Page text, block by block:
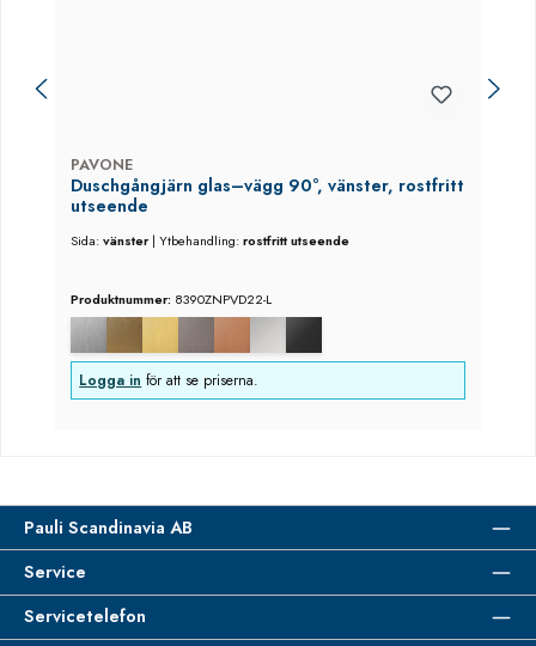
PAVONE
Duschgångjärn glas–vägg 90°, vänster, rostfritt
utseende
Sida:vänster| Ytbehandling:rostfritt utseende
Produktnummer: 8390ZNPVD22-L
Logga in för att se priserna.
Pauli Scandinavia AB
Service
Servicetelefon